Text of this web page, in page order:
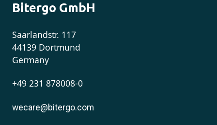
Bitergo GmbH
Saarlandstr. 117
44139 Dortmund
Germany
+49 231 878008-0
wecare@bitergo.com